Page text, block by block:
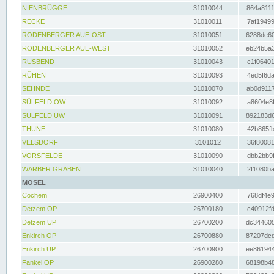
NIENBRÜGGE
31010044
RECKE
31010011
RODENBERGER AUE-OST
31010051
RODENBERGER AUE-WEST
31010052
RUSBEND
31010043
RÜHEN
31010093
SEHNDE
31010070
SÜLFELD OW
31010092
SÜLFELD UW
31010091
THUNE
31010080
VELSDORF
3101012
VORSFELDE
31010090
WARBER GRABEN
31010040
MOSEL
Cochem
26900400
Detzem OP
26700180
Detzem UP
26700200
Enkirch OP
26700880
Enkirch UP
26700900
Fankel OP
26900280